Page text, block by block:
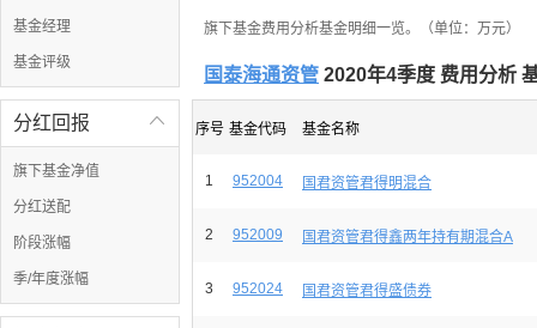
基金经理
基金评级

分红回报
旗下基金净值
分红送配
阶段涨幅
季/年度涨幅
旗下基金费用分析基金明细一览。（单位：万元）
国泰海通资管 2020年4季度 费用分析
序号 基金代码 基金名称
1 952004 国君资管君得明混合
2 952009 国君资管君得鑫两年持有期混合A
3 952024 国君资管君得盛债券